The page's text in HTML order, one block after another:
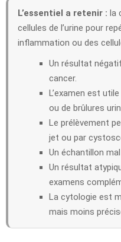
L’essentiel a retenir : la
cellules de l’urine pour
inflammation ou des
Un résultat
cancer.
L’examen est
ou de brûlures
Le prélèvement
jet ou par
Un échantillon
Un résultat
examens
La cytologie est
mais moins